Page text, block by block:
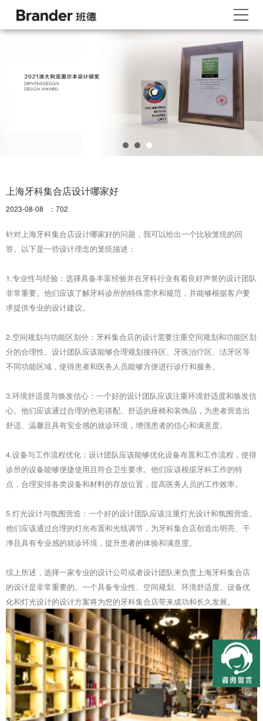
上海牙科集合店设计哪家好
2023-08-08 ： 702
针对上海牙科集合店设计哪家好的问题，我可以给出一个比较笼统的回
答。以下是一些设计理念的笼统描述：
1.专业性与经验：选择具备丰富经验并在牙科行业有着良好声誉的设计团队
非常重要。他们应该了解牙科诊所的特殊需求和规范，并能够根据客户要
求提供专业的设计建议。
2.空间规划与功能区划分：牙科集合店的设计需要注重空间规划和功能区划
分的合理性。设计团队应该能够合理规划接待区、牙医治疗区、洁牙区等
不同功能区域，使得患者和医务人员能够方便进行诊疗和服务。
3.环境舒适度与焕发信心：一个好的设计团队应该注重环境舒适度和焕发信
心。他们应该通过合理的色彩搭配、舒适的座椅和装饰品，为患者营造出
舒适、温馨且具有安全感的就诊环境，增强患者的信心和满意度。
4.设备与工作流程优化：设计团队应该能够优化设备布置和工作流程，使得
诊所的设备能够便捷使用且符合卫生要求。他们应该根据牙科工作的特
点，合理安排各类设备和材料的存放位置，提高医务人员的工作效率。
5.灯光设计与氛围营造：一个好的设计团队应该注重灯光设计和氛围营造。
他们应该通过合理的灯光布置和光线调节，为牙科集合店创造出明亮、干
净且具有专业感的就诊环境，提升患者的体验和满意度。
综上所述，选择一家专业的设计公司或者设计团队来负责上海牙科集合店
的设计是非常重要的。一个具备专业性、空间规划、环境舒适度、设备优
化和灯光设计的设计方案将为您的牙科集合店带来成功和长久发展。